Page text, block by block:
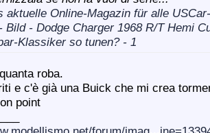
aktuelle Online-Magazin für alle USCar-
Bild - Dodge Charger 1968 R/T Hemi
Klassiker so tunen? - 1
roba.
e c'è già una Buick che mi crea
point